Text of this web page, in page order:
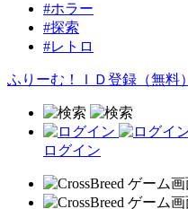
#ホラー
#探索
#レトロ
ふりーむ！ＩＤ登録（無料）
ログイン